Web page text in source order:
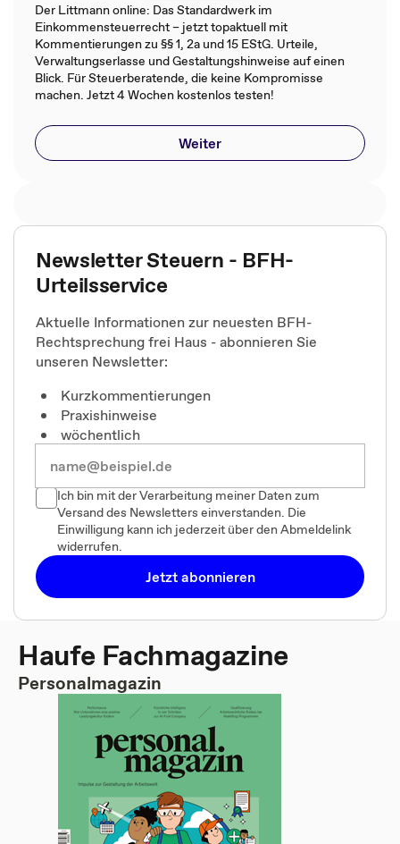
Der Littmann online: Das Standardwerk im
Einkommensteuerrecht – jetzt topaktuell mit
Kommentierungen zu §§ 1, 2a und 15 EStG. Urteile,
Verwaltungserlasse und Gestaltungshinweise auf einen
Blick. Für Steuerberatende, die keine Kompromisse
machen. Jetzt 4 Wochen kostenlos testen!
Weiter
Newsletter Steuern - BFH-
Urteilsservice
Aktuelle Informationen zur neuesten BFH-
Rechtsprechung frei Haus - abonnieren Sie
unseren Newsletter:
Kurzkommentierungen
Praxishinweise
wöchentlich
Ich bin mit der Verarbeitung meiner Daten zum
Versand des Newsletters einverstanden. Die
Einwilligung kann ich jederzeit über den Abmeldelink
widerrufen.
Jetzt abonnieren
Haufe Fachmagazine
Personalmagazin